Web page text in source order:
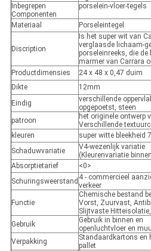
Inbegrepen
Componenten
porselein-vloer-tegels
Materiaal Porseleintegel
Discription
Is het super wit van
verglaasde lichaam-
porseleinreeks, die de
marmer van Carrara
Productdimensies
24 x 48 x 0,47 duim
Dikte
12mm
Eindig
verschillende
opgepoetst, steen
patroon
het originele ontwerp
Verschillende
kleuren
super witte bleekheid
Schaduwvariatie
V4-wezenlijk variatie
(Kleurenvariatie
Absorptietarief
<0>
Schuringsweerstand 4 - commercieel
verkeer
Functie
Chemische bestand
Vorst, Zuurvast,
Slijtvaste Hitteisolatie,
Gebruik
Gebruik in binnen en
openluchtvloer en
Verpakking
Standaardkartons en
pallet